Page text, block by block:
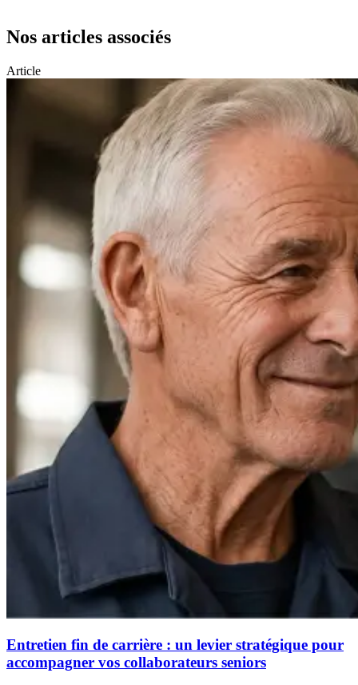
Nos articles associés
Article
Entretien fin de carrière : un levier stratégique pour
accompagner vos collaborateurs seniors